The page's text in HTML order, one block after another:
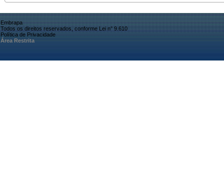
Embrapa
Todos os direitos reservados, conforme Lei n° 9.610
Política de Privacidade
Área Restrita